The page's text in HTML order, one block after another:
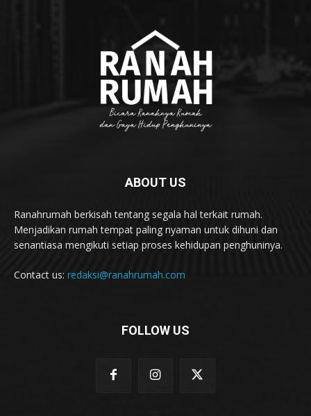
ABOUT US
Ranahrumah berkisah tentang segala hal terkait rumah.
Menjadikan rumah tempat paling nyaman untuk dihuni dan
senantiasa mengikuti setiap proses kehidupan penghuninya.
Contact us: redaksi@ranahrumah.com
FOLLOW US